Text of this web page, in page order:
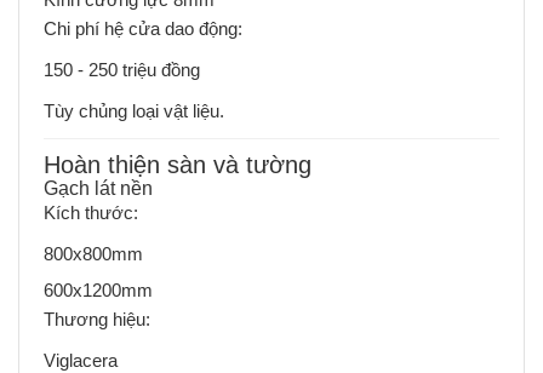
Chi phí hệ cửa dao động:
150 - 250 triệu đồng
Tùy chủng loại vật liệu.
Hoàn thiện sàn và tường
Gạch lát nền
Kích thước:
800x800mm
600x1200mm
Thương hiệu:
Viglacera